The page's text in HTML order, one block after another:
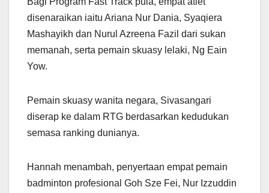
disenaraikan iaitu Ariana Nur Dania, Syaqiera
Mashayikh dan Nurul Azreena Fazil dari sukan
memanah, serta pemain skuasy lelaki, Ng Eain
Yow.
Pemain skuasy wanita negara, Sivasangari
diserap ke dalam RTG berdasarkan kedudukan
semasa ranking dunianya.
Hannah menambah, penyertaan empat pemain
badminton profesional Goh Sze Fei, Nur Izzuddin